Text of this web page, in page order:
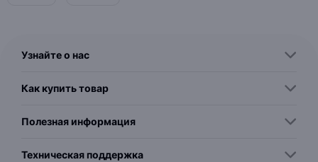
Узнайте о нас
Как купить товар
Полезная информация
Техническая поддержка